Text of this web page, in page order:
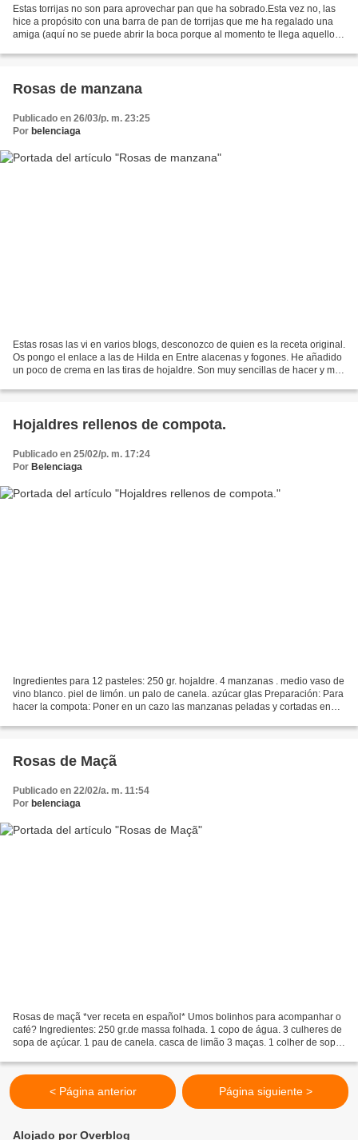
Estas torrijas no son para aprovechar pan que ha sobrado.Esta vez no, las
hice a propósito con una barra de pan de torrijas que me ha regalado una
amiga (aquí no se puede abrir la boca porque al momento te llega aquello
Rosas de manzana
Publicado en 26/03/p. m. 23:25
Por belenciaga
Estas rosas las vi en varios blogs, desconozco de quien es la receta original.
Os pongo el enlace a las de Hilda en Entre alacenas y fogones. He añadido
un poco de crema en las tiras de hojaldre. Son muy sencillas de hacer y muy
Hojaldres rellenos de compota.
Publicado en 25/02/p. m. 17:24
Por Belenciaga
Ingredientes para 12 pasteles: 250 gr. hojaldre. 4 manzanas . medio vaso de
vino blanco. piel de limón. un palo de canela. azúcar glas Preparación: Para
hacer la compota: Poner en un cazo las manzanas peladas y cortadas en
Rosas de Maçã
Publicado en 22/02/a. m. 11:54
Por belenciaga
Rosas de maçã *ver receta en español* Umos bolinhos para acompanhar o
café? Ingredientes: 250 gr.de massa folhada. 1 copo de água. 3 culheres de
sopa de açúcar. 1 pau de canela. casca de limão 3 maças. 1 colher de sopa
< Página anterior Página siguiente >
Alojado por Overblog